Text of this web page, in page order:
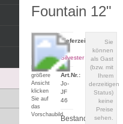
Fountain 12"
Für eine
größere
Ansicht
klicken
Sie auf
das
Vorschaubild
Sie
können
als Gast
(bzw. mit
Ihrem
derzeitigen
Status)
keine
Preise
sehen.
Lieferzeit:
zu
Silvester
Art.Nr.:
Jo-
JF
46
Bestand: